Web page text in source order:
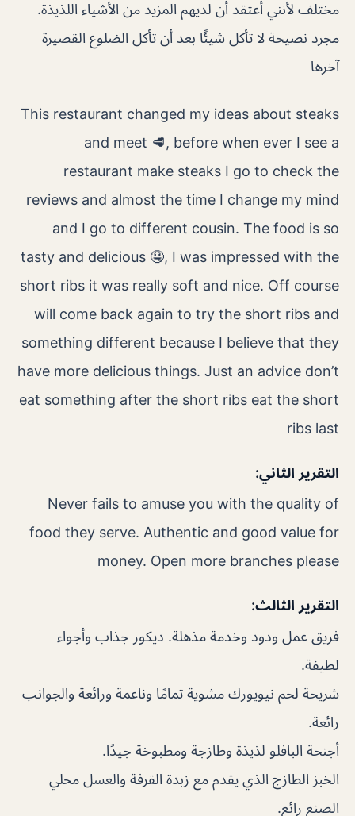
مختلف لأنني أعتقد أن لديهم المزيد من الأشياء اللذيذة.
مجرد نصيحة لا تأكل شيئًا بعد أن تأكل الضلوع القصيرة
آخرها
This restaurant changed my ideas about steaks
and meet 🥩, before when ever I see a
restaurant make steaks I go to check the
reviews and almost the time I change my mind
and I go to different cousin. The food is so
tasty and delicious 🤤, I was impressed with the
short ribs it was really soft and nice. Off course
will come back again to try the short ribs and
something different because I believe that they
have more delicious things. Just an advice don’t
eat something after the short ribs eat the short
ribs last
التقرير الثاني:
Never fails to amuse you with the quality of
food they serve. Authentic and good value for
money. Open more branches please
التقرير الثالث:
فريق عمل ودود وخدمة مذهلة. ديكور جذاب وأجواء
لطيفة.
شريحة لحم نيويورك مشوية تمامًا وناعمة ورائعة والجوانب
رائعة.
أجنحة البافلو لذيذة وطازجة ومطبوخة جيدًا.
الخبز الطازج الذي يقدم مع زبدة القرفة والعسل محلي
الصنع رائع.